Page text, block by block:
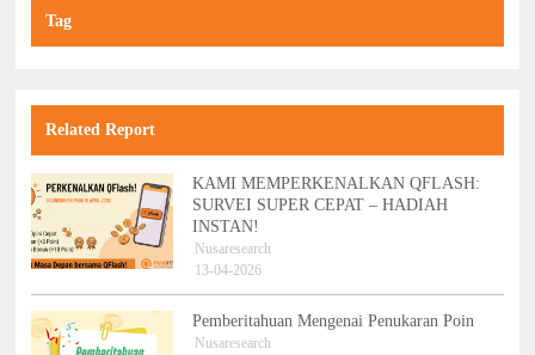
Tag
Related Report
KAMI MEMPERKENALKAN QFLASH:
SURVEI SUPER CEPAT – HADIAH
INSTAN!
Nusaresearch
13-04-2026
Pemberitahuan Mengenai Penukaran Poin
Nusaresearch